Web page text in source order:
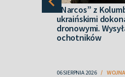
“Narcos” z
ukraińskimi
dronowymi.
ochotników
06 SIERPNIA 2026 WOJNA